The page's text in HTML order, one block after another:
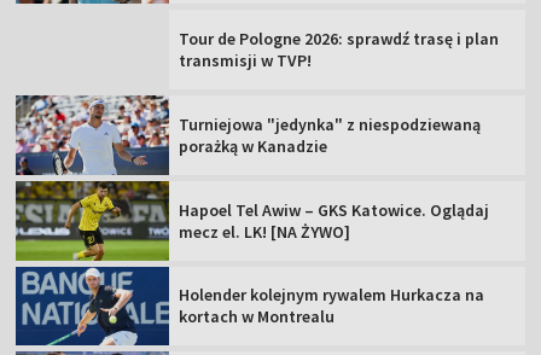
Tour de Pologne 2026: sprawdź trasę i plan
transmisji w TVP!
Turniejowa "jedynka" z niespodziewaną
porażką w Kanadzie
Hapoel Tel Awiw – GKS Katowice. Oglądaj
mecz el. LK! [NA ŻYWO]
Holender kolejnym rywalem Hurkacza na
kortach w Montrealu